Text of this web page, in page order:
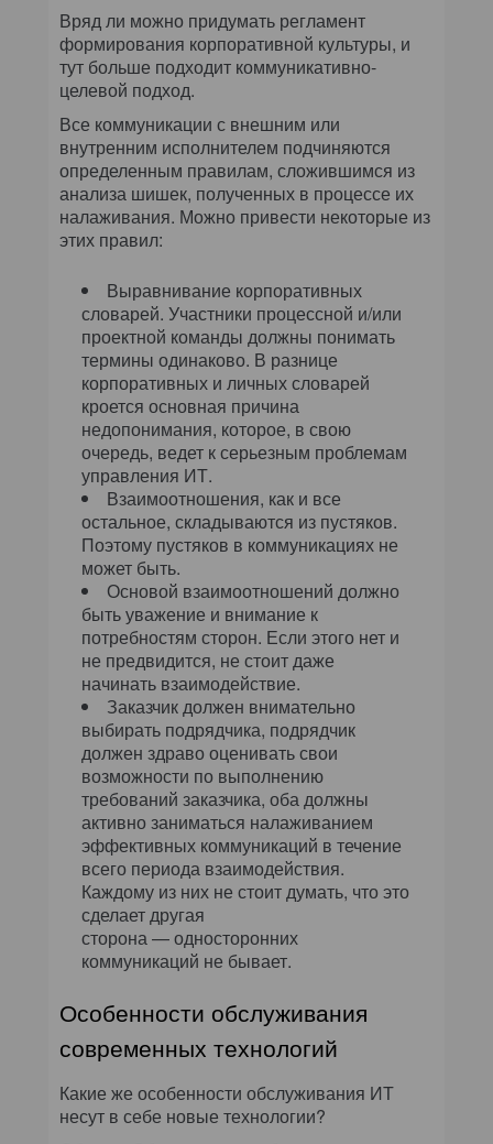
Вряд ли можно придумать регламент
формирования корпоративной культуры, и
тут больше подходит коммуникативно-
целевой подход.
Все коммуникации с внешним или
внутренним исполнителем подчиняются
определенным правилам, сложившимся из
анализа шишек, полученных в процессе их
налаживания. Можно привести некоторые из
этих правил:
Выравнивание корпоративных
словарей. Участники процессной и/или
проектной команды должны понимать
термины одинаково. В разнице
корпоративных и личных словарей
кроется основная причина
недопонимания, которое, в свою
очередь, ведет к серьезным проблемам
управления ИТ.
Взаимоотношения, как и все
остальное, складываются из пустяков.
Поэтому пустяков в коммуникациях не
может быть.
Основой взаимоотношений должно
быть уважение и внимание к
потребностям сторон. Если этого нет и
не предвидится, не стоит даже
начинать взаимодействие.
Заказчик должен внимательно
выбирать подрядчика, подрядчик
должен здраво оценивать свои
возможности по выполнению
требований заказчика, оба должны
активно заниматься налаживанием
эффективных коммуникаций в течение
всего периода взаимодействия.
Каждому из них не стоит думать, что это
сделает другая
сторона — односторонних
коммуникаций не бывает.
Особенности обслуживания
современных технологий
Какие же особенности обслуживания ИТ
несут в себе новые технологии?